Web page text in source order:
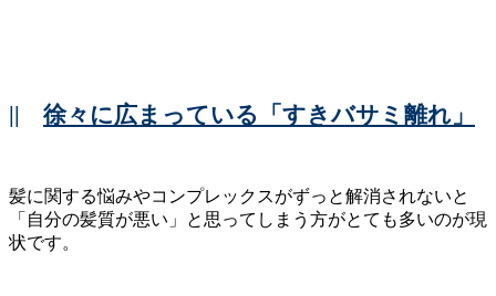
|| 徐々に広まっている「すきバサミ離れ」
髪に関する悩みやコンプレックスがずっと解消されないと
「自分の髪質が悪い」と思ってしまう方がとても多いのが現
状です。